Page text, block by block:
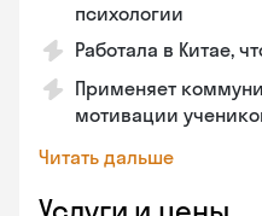
психологии
Работала в Китае,
Применяет
мотивации
Читать дальше